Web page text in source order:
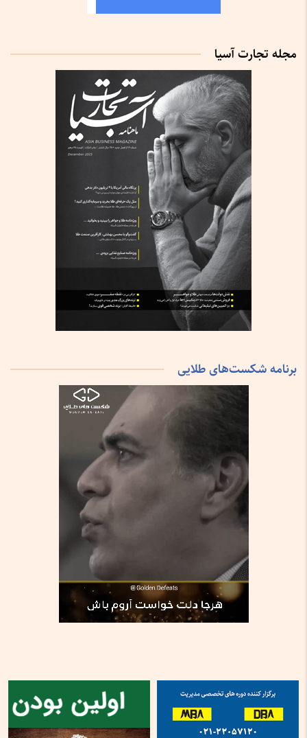
مجله تجارت آسیا
برنامه شکست‌های طلایی